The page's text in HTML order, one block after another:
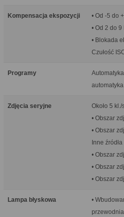
Kompensacja ekspozycji
• Od -5 do
• Od 2 do
• Blokada
Czułość
Programy
Zdjęcia seryjne
Około 5
• Obszar
• Obszar
Inne
• Obszar
• Obszar
• Obszar
Lampa błyskowa
•